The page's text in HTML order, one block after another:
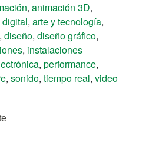
, animación 3D,
digital, arte y tecnología,
, diseño, diseño gráfico,
, instalaciones
, performance,
, sonido, tiempo real, video